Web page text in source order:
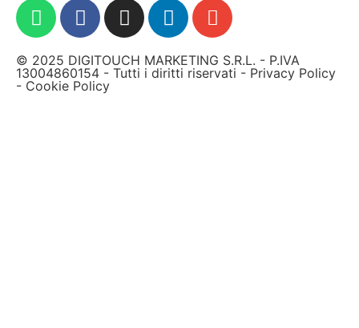
© 2025 DIGITOUCH MARKETING S.R.L. - P.IVA
13004860154 - Tutti i diritti riservati - Privacy Policy
- Cookie Policy